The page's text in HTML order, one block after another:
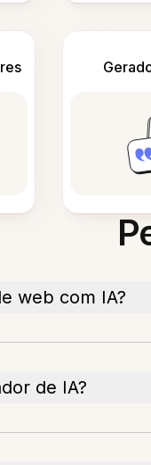
web com IA?
de IA?